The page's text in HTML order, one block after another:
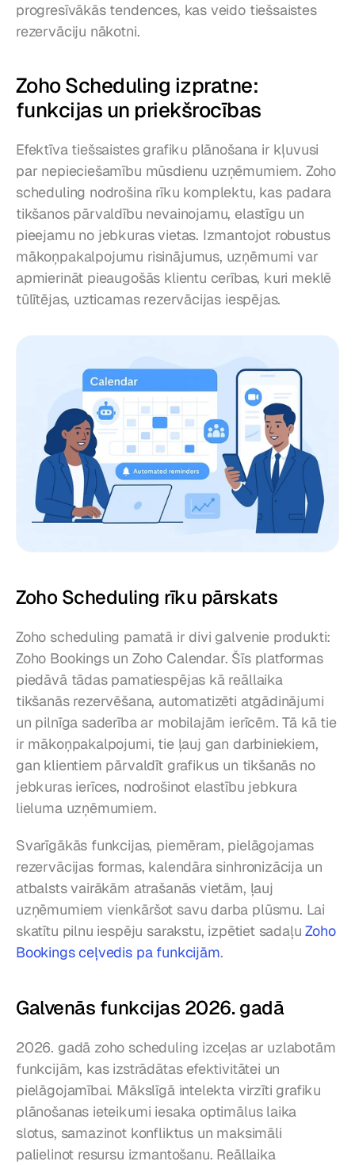
progresīvākās tendences, kas veido tiešsaistes
rezervāciju nākotni.
Zoho Scheduling izpratne:
funkcijas un priekšrocības
Efektīva tiešsaistes grafiku plānošana ir kļuvusi
par nepieciešamību mūsdienu uzņēmumiem. Zoho
scheduling nodrošina rīku komplektu, kas padara
tikšanos pārvaldību nevainojamu, elastīgu un
pieejamu no jebkuras vietas. Izmantojot robustus
mākoņpakalpojumu risinājumus, uzņēmumi var
apmierināt pieaugošās klientu cerības, kuri meklē
tūlītējas, uzticamas rezervācijas iespējas.
Zoho Scheduling rīku pārskats
Zoho scheduling pamatā ir divi galvenie produkti:
Zoho Bookings un Zoho Calendar. Šīs platformas
piedāvā tādas pamatiespējas kā reāllaika
tikšanās rezervēšana, automatizēti atgādinājumi
un pilnīga saderība ar mobilajām ierīcēm. Tā kā tie
ir mākoņpakalpojumi, tie ļauj gan darbiniekiem,
gan klientiem pārvaldīt grafikus un tikšanās no
jebkuras ierīces, nodrošinot elastību jebkura
lieluma uzņēmumiem.
Svarīgākās funkcijas, piemēram, pielāgojamas
rezervācijas formas, kalendāra sinhronizācija un
atbalsts vairākām atrašanās vietām, ļauj
uzņēmumiem vienkāršot savu darba plūsmu. Lai
skatītu pilnu iespēju sarakstu, izpētiet sadaļu Zoho
Bookings ceļvedis pa funkcijām.
Galvenās funkcijas 2026. gadā
2026. gadā zoho scheduling izceļas ar uzlabotām
funkcijām, kas izstrādātas efektivitātei un
pielāgojamībai. Mākslīgā intelekta virzīti grafiku
plānošanas ieteikumi iesaka optimālus laika
slotus, samazinot konfliktus un maksimāli
palielinot resursu izmantošanu. Reāllaika